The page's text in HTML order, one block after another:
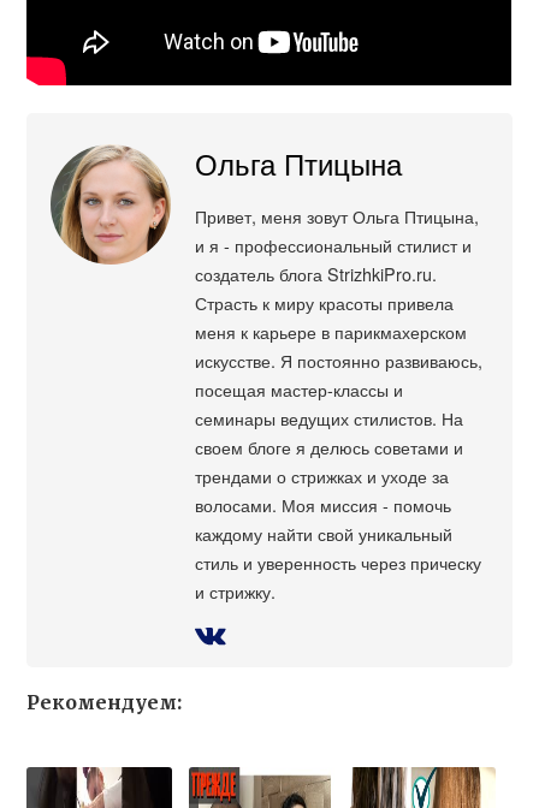
Ольга Птицына
Привет, меня зовут Ольга Птицына,
и я - профессиональный стилист и
создатель блога StrizhkiPro.ru.
Страсть к миру красоты привела
меня к карьере в парикмахерском
искусстве. Я постоянно развиваюсь,
посещая мастер-классы и
семинары ведущих стилистов. На
своем блоге я делюсь советами и
трендами о стрижках и уходе за
волосами. Моя миссия - помочь
каждому найти свой уникальный
стиль и уверенность через прическу
и стрижку.
Рекомендуем: